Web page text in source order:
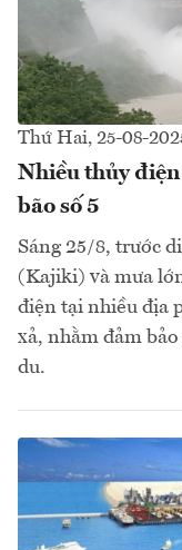
Thứ Hai, 25-08-
Nhiều thủy
bão số 5
Sáng 25/8, trước
(Kajiki) và mưa
điện tại nhiều địa
xả, nhằm đảm
du.